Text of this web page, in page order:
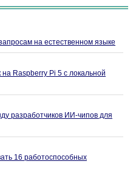
на естественном языке
Raspberry Pi 5 с локальной
разработчиков ИИ-чипов для
16 работоспособных